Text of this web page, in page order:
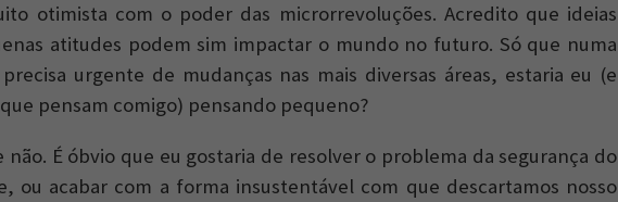
otimista com o poder das microrrevoluções. Acredito que ideias
atitudes podem sim impactar o mundo no futuro. Só que numa
urgente de mudanças nas mais diversas áreas, estaria eu (e
pensam comigo) pensando pequeno?
não. É óbvio que eu gostaria de resolver o problema da segurança do
ou acabar com a forma insustentável com que descartamos nosso